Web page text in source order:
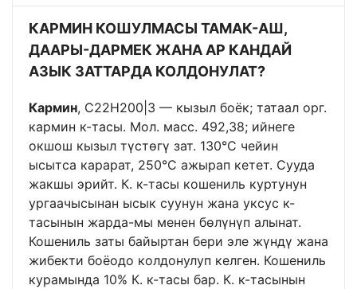
КАРМИН КОШУЛМАСЫ ТАМАК-АШ,
ДААРЫ-ДАРМЕК ЖАНА АР КАНДАЙ
АЗЫК ЗАТТАРДА КОЛДОНУЛАТ?
Кармин, С22Н200|3 — кызыл боёк; татаал орг.
кармин к-тасы. Мол. масс. 492,38; ийнеге
окшош кызыл түстөгү зат. 130°С чейин
ысытса карарат, 250°С ажырап кетет. Сууда
жакшы эрийт. К. к-тасы кошениль куртунун
ургаачысынан ысык суунун жана уксус к-
тасынын жарда-мы менен бөлүнүп алынат.
Кошениль заты байыртан бери эле жүндү жана
жибекти боёодо колдонулуп келген. Кошениль
курамында 10% К. к-тасы бар. К. к-тасынын